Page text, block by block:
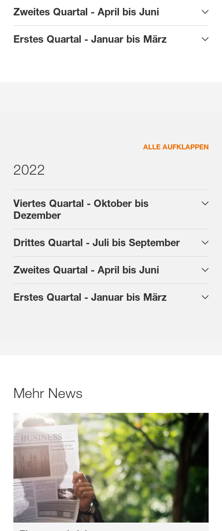
Zweites Quartal - April bis Juni
Erstes Quartal - Januar bis März
ALLE AUFKLAPPEN
2022
Viertes Quartal - Oktober bis
Dezember
Drittes Quartal - Juli bis September
Zweites Quartal - April bis Juni
Erstes Quartal - Januar bis März
Mehr News